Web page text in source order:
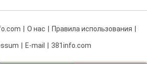
О нас Правила использования
E-mail 381info.com